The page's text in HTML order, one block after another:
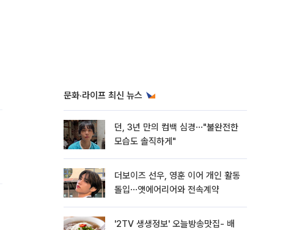
문화·라이프 최신 뉴스
던, 3년 만의 컴백 심경⋯"불완전한
모습도 솔직하게"
더보이즈 선우, 영훈 이어 개인 활동
돌입⋯앳에어리어와 전속계약
'2TV 생생정보' 오늘방송맛집- 배